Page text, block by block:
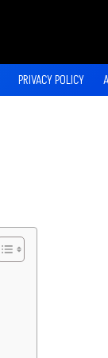
PRIVACY POLICY